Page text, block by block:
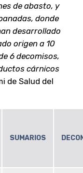
de abasto, y
donde
desarrollado
origen a 10
6 decomisos,
cárnicos
de Salud del
SUMARIOS